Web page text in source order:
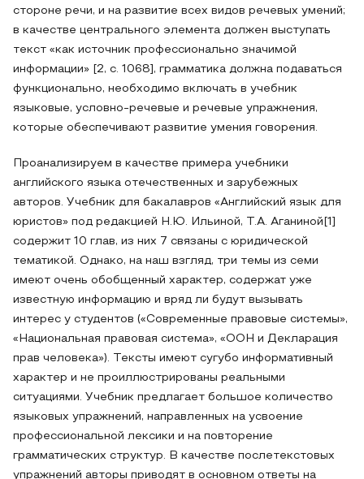
стороне речи, и на развитие всех видов речевых умений;
в качестве центрального элемента должен выступать
текст «как источник профессионально значимой
информации» [2, с. 1068], грамматика должна подаваться
функционально, необходимо включать в учебник
языковые, условно-речевые и речевые упражнения,
которые обеспечивают развитие умения говорения.
Проанализируем в качестве примера учебники
английского языка отечественных и зарубежных
авторов. Учебник для бакалавров «Английский язык для
юристов» под редакцией Н.Ю. Ильиной, Т.А. Аганиной[1]
содержит 10 глав, из них 7 связаны с юридической
тематикой. Однако, на наш взгляд, три темы из семи
имеют очень обобщенный характер, содержат уже
известную информацию и вряд ли будут вызывать
интерес у студентов («Современные правовые системы»,
«Национальная правовая система», «ООН и Декларация
прав человека»). Тексты имеют сугубо информативный
характер и не проиллюстрированы реальными
ситуациями. Учебник предлагает большое количество
языковых упражнений, направленных на усвоение
профессиональной лексики и на повторение
грамматических структур. В качестве послетекстовых
упражнений авторы приводят в основном ответы на